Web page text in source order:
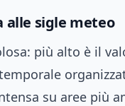
alle sigle meteo
più alto è il
su aree più